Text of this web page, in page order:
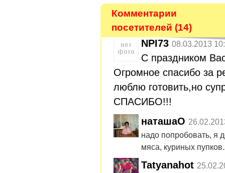
Комментарии
посетителей (14)
NPI73 08.03.2013
С праздником
Огромное спасибо за
люблю готовить,но
СПАСИБО!!!
наташаО
надо попробовать, я
мяса, куриных пупков.
Tatyanahot